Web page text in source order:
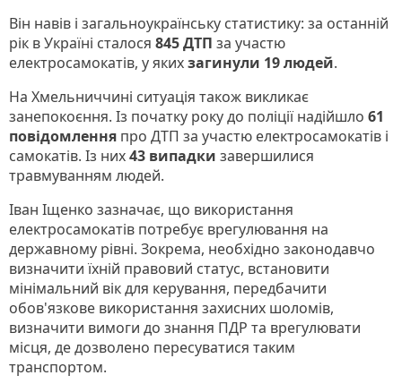
Він навів і загальноукраїнську статистику: за останній
рік в Україні сталося 845 ДТП за участю
електросамокатів, у якихзагинули 19 людей.
На Хмельниччині ситуація також викликає
занепокоєння. Із початку року до поліції надійшло 61
повідомлення про ДТП за участю електросамокатів і
самокатів. Із них43 випадки завершилися
травмуванням людей.
Іван Іщенко зазначає, що використання
електросамокатів потребує врегулювання на
державному рівні. Зокрема, необхідно законодавчо
визначити їхній правовий статус, встановити
мінімальний вік для керування, передбачити
обов'язкове використання захисних шоломів,
визначити вимоги до знання ПДР та врегулювати
місця, де дозволено пересуватися таким
транспортом.